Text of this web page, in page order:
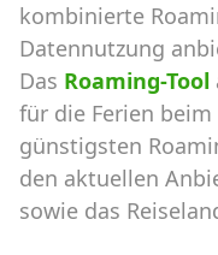
kombinierte
Datennutzung
Das Roaming-Tool
für die Ferien
günstigsten
den aktuellen
sowie das